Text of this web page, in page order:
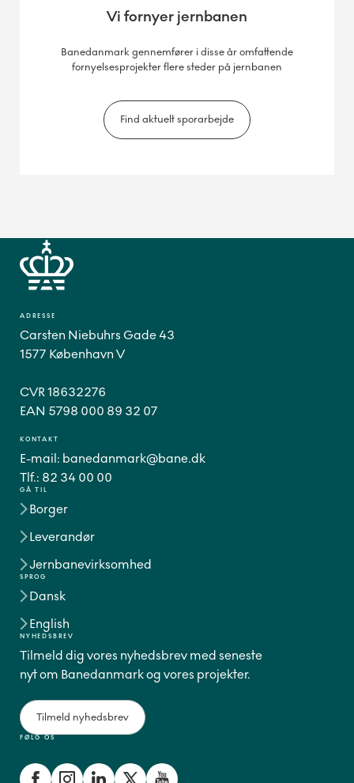
Vi fornyer jernbanen
Banedanmark gennemfører i disse år omfattende
fornyelsesprojekter flere steder på jernbanen
Find aktuelt sporarbejde
GÅ TIL
Borger
Leverandør
Jernbanevirksomhed
SPROG
Dansk
English
FØLG OS
ADRESSE
Carsten Niebuhrs Gade 43
1577 København V
CVR 18632276
EAN 5798 000 89 32 07
KONTAKT
E-mail: banedanmark@bane.dk
Tlf.: 82 34 00 00
NYHEDSBREV
Tilmeld dig vores nyhedsbrev med seneste
nyt om Banedanmark og vores projekter.
Tilmeld nyhedsbrev